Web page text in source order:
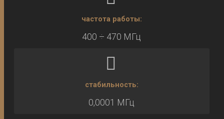
частота работы:
400 ÷ 470 МГц
стабильность:
0,0001 МГц